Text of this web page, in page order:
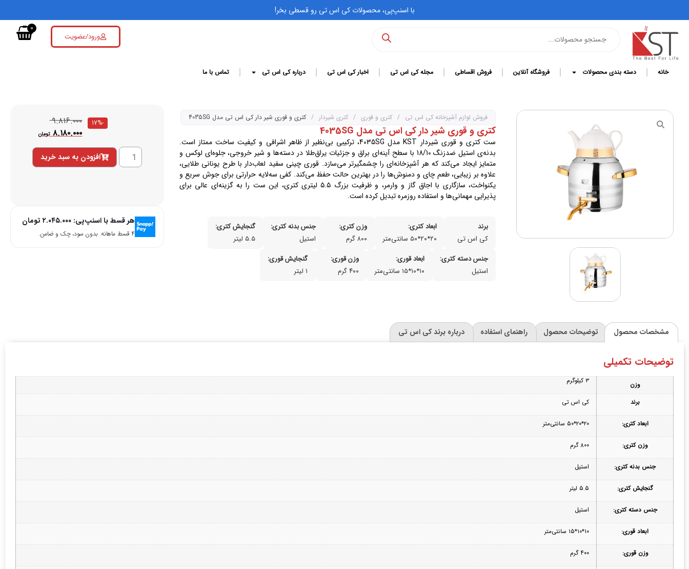
با اسنپ‌پی، محصولات کی اس تی رو قسطی بخر!
ورود/عضویت
0
خانه دسته بندی محصولات فروشگاه آنلاین فروش اقساطی مجله کی اس تی اخبار کی اس تی درباره کی اس تی تماس با ما
فروش لوازم آشپزخانه کی اس تی / کتری و قوری / کتری شیردار / کتری و قوری شیر دار کی اس تی مدل 4035SG
کتری و قوری شیر دار کی اس تی مدل 4035SG
ست کتری و قوری شیر‌دار KST مدل 4035SG، ترکیبی بی‌نظیر از ظاهر اشرافی و کیفیت ساخت ممتاز است.
بدنه‌ی استیل ضدزنگ 18/10 با سطح آینه‌ای براق و جزئیات یراق‌طلا در دسته‌ها و شیر خروجی، جلوه‌ای لوکس و
متمایز ایجاد می‌کند که هر آشپزخانه‌ای را چشمگیرتر می‌سازد. قوری چینی سفید لعاب‌دار با طرح یونانی طلایی،
علاوه بر زیبایی، طعم چای و دمنوش‌ها را در بهترین حالت حفظ می‌کند. کفی سه‌لایه حرارتی برای جوش سریع و
یکنواخت، سازگاری با اجاق گاز و وارمر، و ظرفیت بزرگ ۵.۵ لیتری کتری، این ست را به گزینه‌ای عالی برای
پذیرایی مهمانی‌ها و استفاده روزمره تبدیل کرده است.
برند
کی اس تی
ابعاد کتری:
۲۰*۲۰*۵۰ سانتی‌متر
وزن کتری:
۸۰۰ گرم
جنس بدنه‌ کتری:
استیل
گنجایش کتری:
۵.۵ لیتر
جنس دسته کتری:
استیل
ابعاد قوری:
۱۰*۱۰*۱۵ سانتی‌متر
وزن قوری:
۴۰۰ گرم
گنجایش قوری:
۱ لیتر
۹.۸۱۶.۰۰۰
۸.۱۸۰.۰۰۰ تومان
-17%
افزودن به سبد خرید
هر قسط با اسنپ‌پی:۲.۰۴۵.۰۰۰ تومان
۴ قسط ماهانه. بدون سود، چک و ضامن.
مشخصات محصول توضیحات محصول راهنمای استفاده درباره برند کی اس تی
توضیحات تکمیلی
وزن 3 کیلوگرم
برند کی اس تی
ابعاد کتری: ۲۰*۲۰*۵۰ سانتی‌متر
وزن کتری: ۸۰۰ گرم
جنس بدنه‌ کتری: استیل
گنجایش کتری: ۵.۵ لیتر
جنس دسته کتری: استیل
ابعاد قوری: ۱۰*۱۰*۱۵ سانتی‌متر
وزن قوری: ۴۰۰ گرم